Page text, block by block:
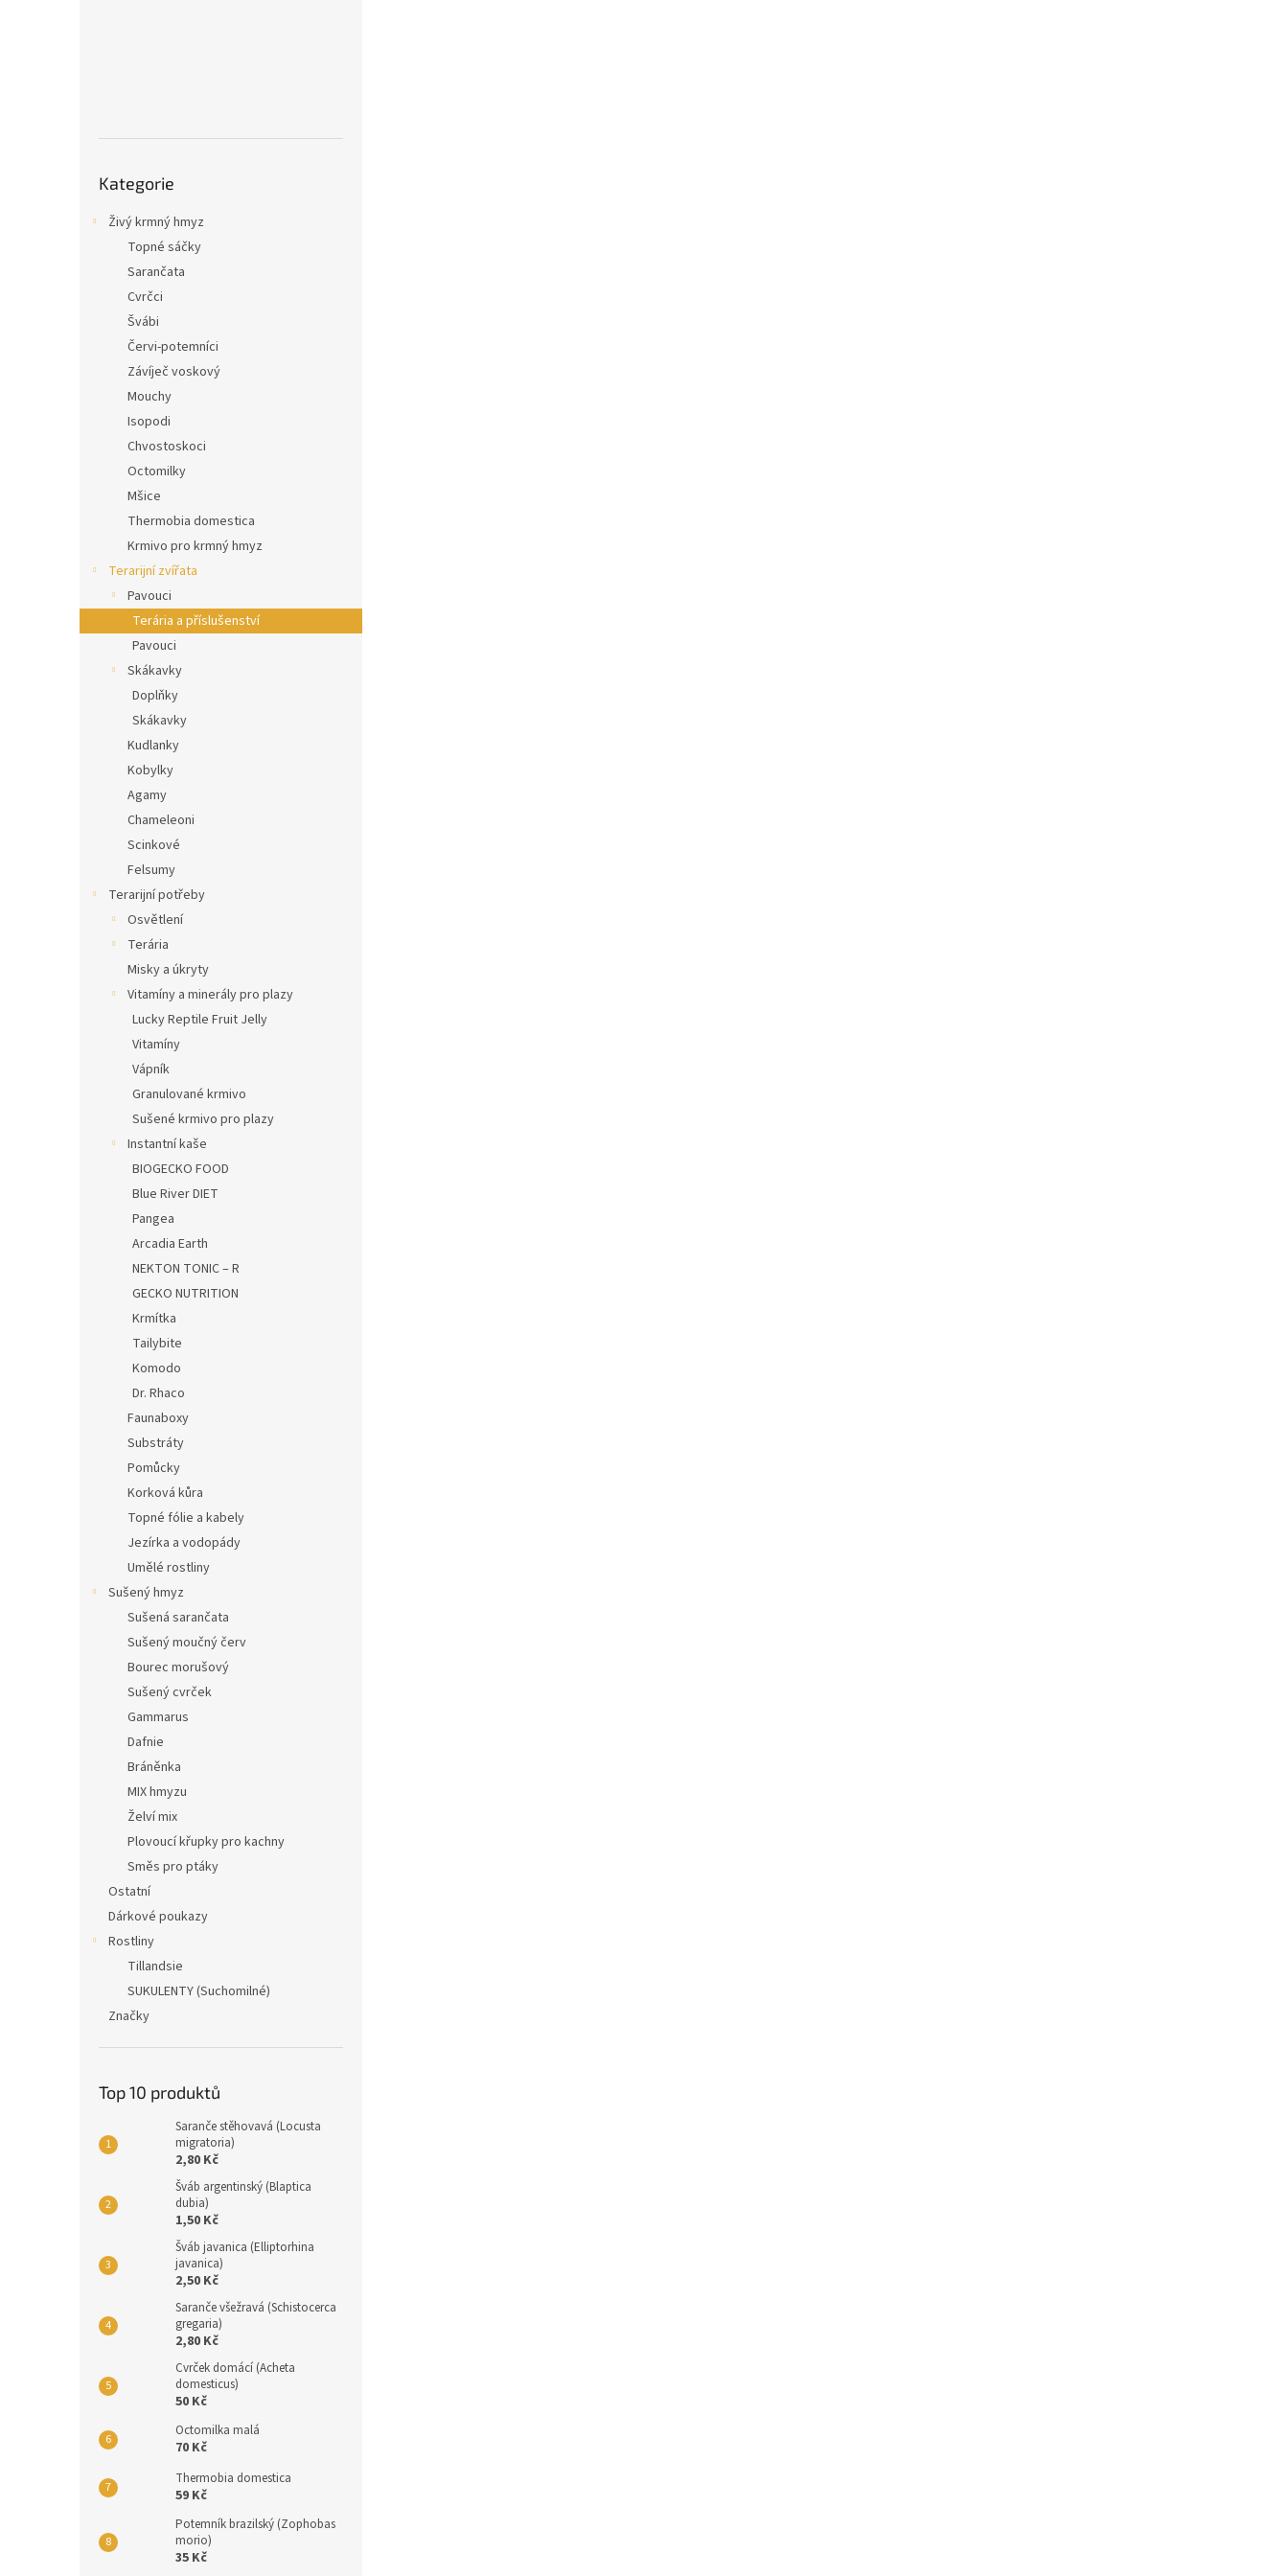
kategorie
Kategorie
Živý krmný hmyz
Topné sáčky
Sarančata
Cvrčci
Švábi
Červi-potemníci
Závíječ voskový
Mouchy
Isopodi
Chvostoskoci
Octomilky
Mšice
Thermobia domestica
Krmivo pro krmný hmyz
Terarijní zvířata
Pavouci
Terária a příslušenství
Pavouci
Skákavky
Doplňky
Skákavky
Kudlanky
Kobylky
Agamy
Chameleoni
Scinkové
Felsumy
Terarijní potřeby
Osvětlení
Terária
Misky a úkryty
Vitamíny a minerály pro plazy
Lucky Reptile Fruit Jelly
Vitamíny
Vápník
Granulované krmivo
Sušené krmivo pro plazy
Instantní kaše
BIOGECKO FOOD
Blue River DIET
Pangea
Arcadia Earth
NEKTON TONIC – R
GECKO NUTRITION
Krmítka
Tailybite
Komodo
Dr. Rhaco
Faunaboxy
Substráty
Pomůcky
Korková kůra
Topné fólie a kabely
Jezírka a vodopády
Umělé rostliny
Sušený hmyz
Sušená sarančata
Sušený moučný červ
Bourec morušový
Sušený cvrček
Gammarus
Dafnie
Bráněnka
MIX hmyzu
Želví mix
Plovoucí křupky pro kachny
Směs pro ptáky
Ostatní
Dárkové poukazy
Rostliny
Tillandsie
SUKULENTY (Suchomilné)
Značky
Top 10 produktů
Saranče stěhovavá (Locusta
migratoria)
2,80 Kč
Šváb argentinský (Blaptica
dubia)
1,50 Kč
Šváb javanica (Elliptorhina
javanica)
2,50 Kč
Saranče všežravá (Schistocerca
gregaria)
2,80 Kč
Cvrček domácí (Acheta
domesticus)
50 Kč
Octomilka malá
70 Kč
Thermobia domestica
59 Kč
Potemník brazilský (Zophobas
morio)
35 Kč